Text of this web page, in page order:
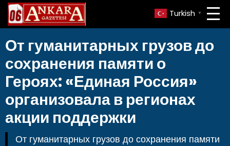
Turkish ▼
От гуманитарных грузов до
сохранения памяти о
Героях: «Единая Россия»
организовала в регионах
акции поддержки
От гуманитарных грузов до сохранения памяти